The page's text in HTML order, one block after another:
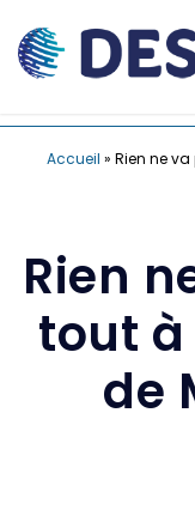
Accueil » Rien ne
Rien
tout à
de